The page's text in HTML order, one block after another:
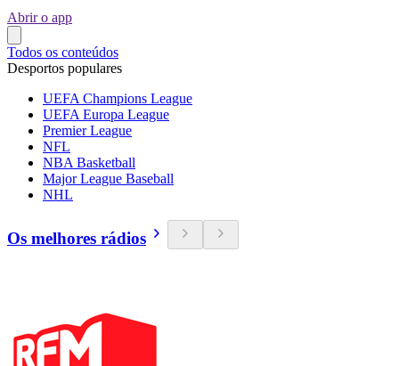
Abrir o app
Todos os conteúdos
Desportos populares
UEFA Champions League
UEFA Europa League
Premier League
NFL
NBA Basketball
Major League Baseball
NHL
Os melhores rádios